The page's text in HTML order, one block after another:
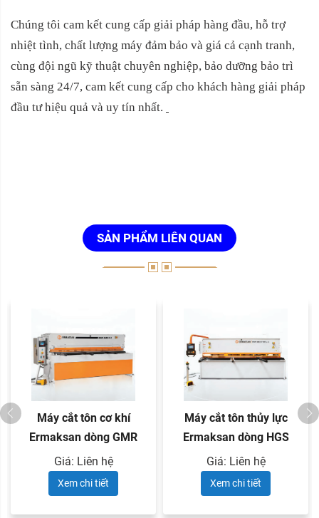
Chúng tôi cam kết cung cấp giải pháp hàng đầu, hỗ trợ
nhiệt tình, chất lượng máy đảm bảo và giá cả cạnh tranh,
cùng đội ngũ kỹ thuật chuyên nghiệp, bảo dưỡng bảo trì
sẵn sàng 24/7, cam kết cung cấp cho khách hàng giải pháp
đầu tư hiệu quả và uy tín nhất.
SẢN PHẨM LIÊN QUAN
Máy cắt tôn cơ khí
Ermaksan dòng GMR
series
Giá: Liên hệ
Xem chi tiết
Máy cắt tôn thủy lực
Ermaksan dòng HGS
series
Giá: Liên hệ
Xem chi tiết